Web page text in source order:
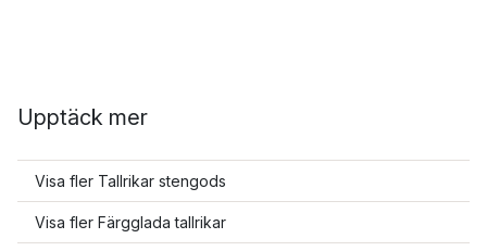
Upptäck mer
Visa fler Tallrikar stengods
Visa fler Färgglada tallrikar